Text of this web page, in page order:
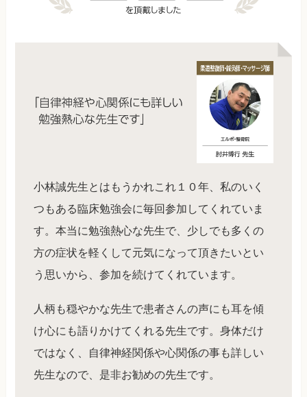
小林誠先生とはもうかれこれ１０年、私のいく
つもある臨床勉強会に毎回参加してくれていま
す。本当に勉強熱心な先生で、少しでも多くの
方の症状を軽くして元気になって頂きたいとい
う思いから、参加を続けてくれています。
人柄も穏やかな先生で患者さんの声にも耳を傾
け心にも語りかけてくれる先生です。身体だけ
ではなく、自律神経関係や心関係の事も詳しい
先生なので、是非お勧めの先生です。